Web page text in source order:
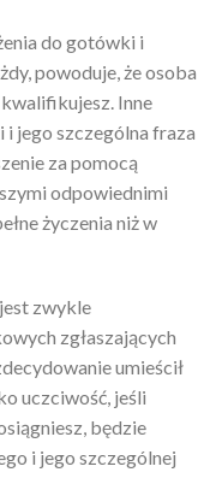
do gotówki i
powoduje, że osoba
Inne
jego szczególna fraza
za pomocą
odpowiednimi
życzenia niż w
zwykle
zgłaszających
umieścił
uczciwość, jeśli
będzie
i jego szczególnej